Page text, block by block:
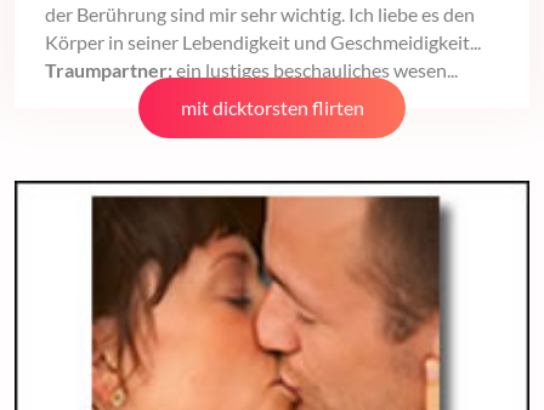
der Berührung sind mir sehr wichtig. Ich liebe es den
Körper in seiner Lebendigkeit und Geschmeidigkeit...
Traumpartner: ein lustiges beschauliches wesen...
mit dicktorsten flirten